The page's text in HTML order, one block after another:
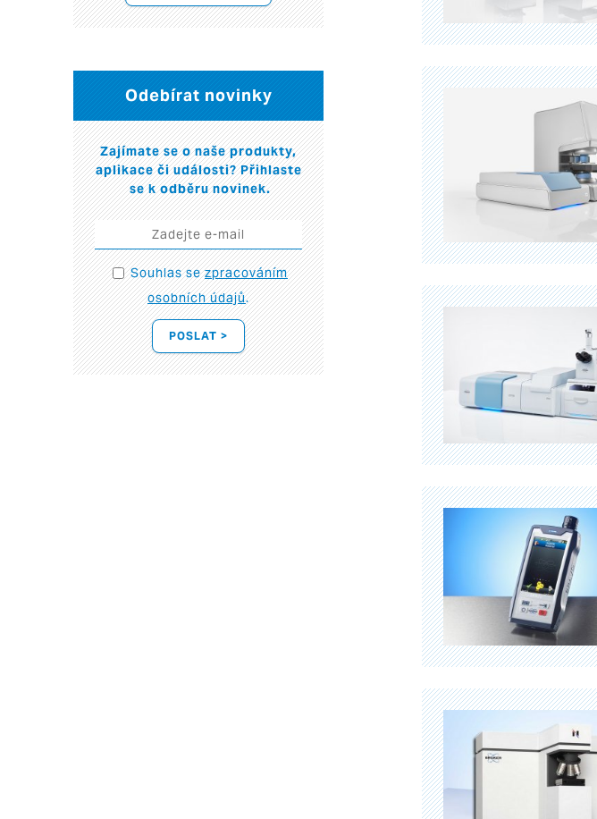
Odebírat novinky
Zajímate se o naše produkty,
aplikace či události? Přihlaste
se k odběru novinek.
Souhlas sezpracováním
osobních údajů.
POSLAT >